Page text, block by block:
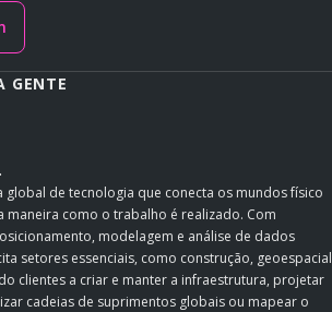
GENTE
global de tecnologia que conecta os mundos físico
maneira como o trabalho é realizado. Com
modelagem e análise de dados
setores essenciais, como construção, geoespacial
clientes a criar e manter a infraestrutura, projetar
cadeias de suprimentos globais ou mapear o